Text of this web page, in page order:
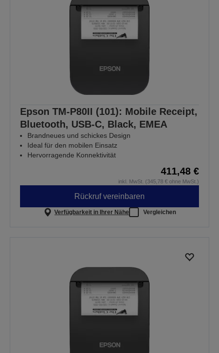
Epson TM-P80II (101): Mobile Receipt,
Bluetooth, USB-C, Black, EMEA
Brandneues und schickes Design
Ideal für den mobilen Einsatz
Hervorragende Konnektivität
411,48 €
inkl. MwSt. (345,78 € ohne MwSt.)
Rückruf vereinbaren
Verfügbarkeit in Ihrer Nähe Vergleichen